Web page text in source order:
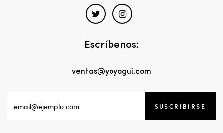
Escríbenos:
ventas@yoyogui.com
SUSCRIBIRSE